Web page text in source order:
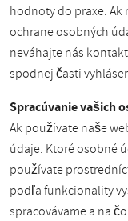
hodnoty do praxe.
ochrane osobných
neváhajte nás
spodnej časti
Spracúvanie vašich
Ak používate naše
údaje. Ktoré osobné
používate
podľa funkcionality
spracovávame a na